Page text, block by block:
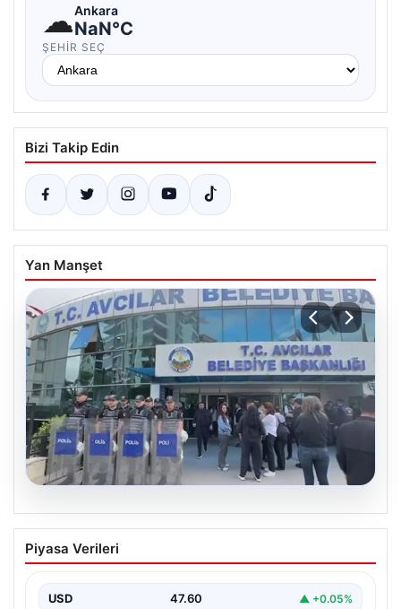
☁Ankara
NaN°C
ŞEHIR SEÇ
Bizi Takip Edin
Yan Manşet
05.08.2026
Avcılar Belediyesi’ne operasyon. 12
şüpheli gözaltına alındı
Piyasa Verileri
USD 47.60 ▲ +0.05%